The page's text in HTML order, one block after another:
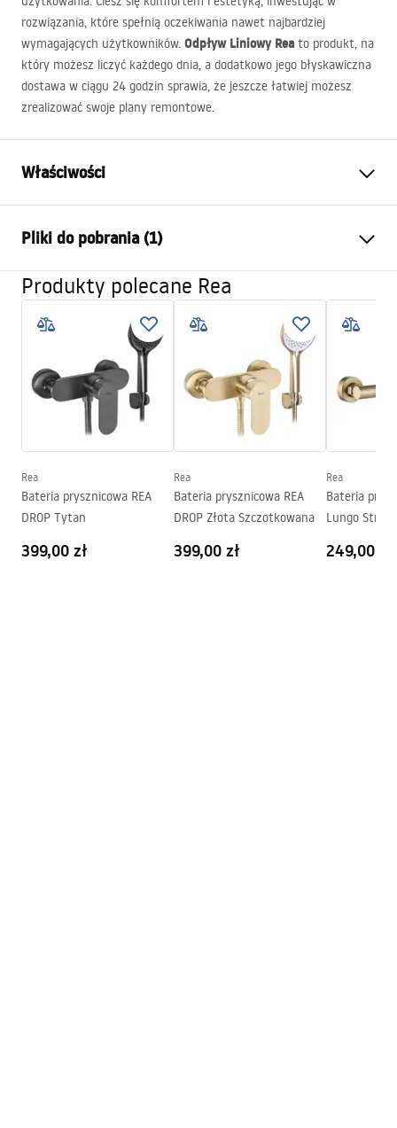
rozwiązania, które spełnią oczekiwania nawet najbardziej
wymagających użytkowników. Odpływ Liniowy Rea to produkt, na
który możesz liczyć każdego dnia, a dodatkowo jego błyskawiczna
dostawa w ciągu 24 godzin sprawia, że jeszcze łatwiej możesz
zrealizować swoje plany remontowe.
Właściwości
Typ syfonu
Długość odpływu (cm)
15x15
Materiał odpływu
Stal nierdzewna AISI 304
Kolor
Stal szczotkowana
Dekoracyjna
Przepustowość
0,45 l/s
Nano Flex
miesiące pozostałe elementy
Pliki do pobrania (1)
Instrukcja montażu
Produkty polecane Rea
Rea
Bateria prysznicowa REA
DROP Tytan
399,00 zł
Rea
Bateria prysznicowa REA
DROP Złota Szczotkowana
399,00 zł
Rea
Bateria
Lungo Stripe
249,00 zł